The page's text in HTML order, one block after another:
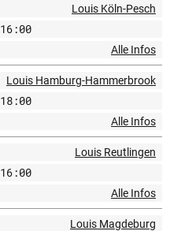
Louis Köln-Pesch
16:00
Alle Infos
Louis Hamburg-Hammerbrook
18:00
Alle Infos
Louis Reutlingen
16:00
Alle Infos
Louis Magdeburg